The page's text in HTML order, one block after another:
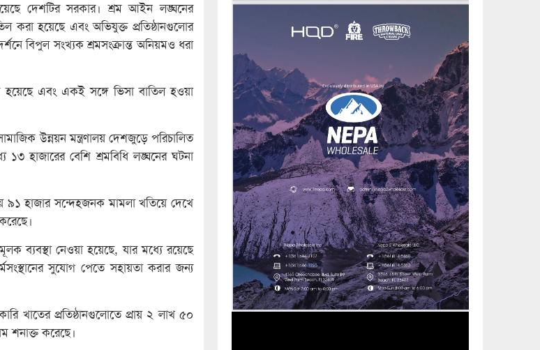
দেশটির সরকার। শ্রম আইন লঙ্ঘনের
করা হয়েছে এবং অভিযুক্ত প্রতিষ্ঠানগুলোর
বিপুল সংখ্যক শ্রমসংক্রান্ত অনিয়মও ধরা
হয়েছে এবং একই সঙ্গে ভিসা বাতিল হওয়া
উন্নয়ন মন্ত্রণালয় দেশজুড়ে পরিচালিত
হাজারের বেশি শ্রমবিধি লঙ্ঘনের ঘটনা
৯১ হাজার সন্দেহজনক মামলা খতিয়ে দেখে
ব্যবস্থা নেওয়া হয়েছে, যার মধ্যে রয়েছে
সুযোগ পেতে সহায়তা করার জন্য
খাতের প্রতিষ্ঠানগুলোতে প্রায় ২ লাখ ৫০
শনাক্ত করেছে।